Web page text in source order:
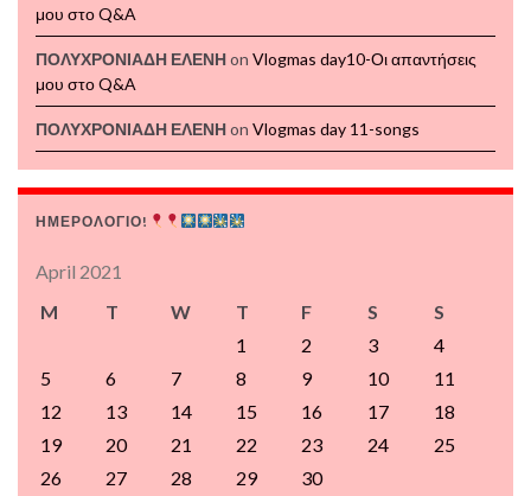
μου στο Q&A
ΠΟΛΥΧΡΟΝΙΑΔΗ ΕΛΕΝΗon Vlogmas day10-Οι απαντήσεις
μου στο Q&A
ΠΟΛΥΧΡΟΝΙΑΔΗ ΕΛΕΝΗon Vlogmas day 11-songs
ΗΜΕΡΟΛΟΓΙΟ!
April 2021
M
T W T F S
S
1
2 3
4
5
6 7 8 9 10
11
12
13 14 15 16 17
18
19
20 21 22 23 24
25
26
27 28 29
30